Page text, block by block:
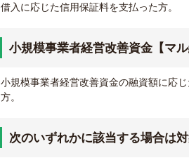
借入に応じた信用保証料を支払った方。
小規模事業者経営改善資金【マル
小規模事業者経営改善資金の融資額に応
方。
次のいずれかに該当する場合は